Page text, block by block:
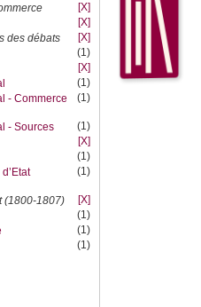
[X]
[X]
des débats
[X]
(1)
[X]
(1)
- Commerce
(1)
- Sources
(1)
[X]
(1)
(1)
(1800-1807)
[X]
(1)
(1)
(1)